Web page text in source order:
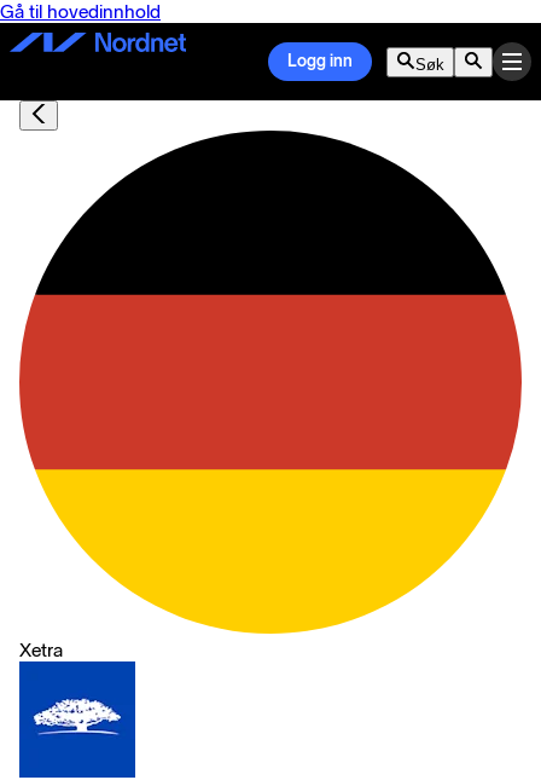
Gå til hovedinnhold
Logg inn Søk
Xetra